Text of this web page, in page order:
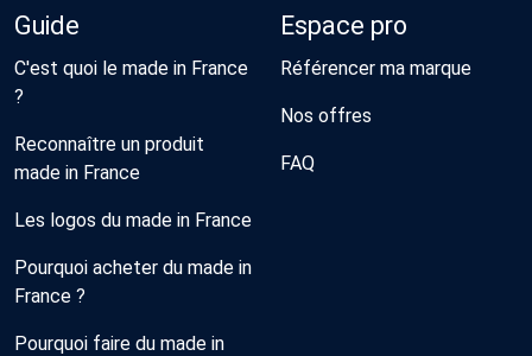
Guide
C'est quoi le made in France
?
Reconnaître un produit
made in France
Les logos du made in France
Pourquoi acheter du made in
France ?
Pourquoi faire du made in
Espace pro
Référencer ma marque
Nos offres
FAQ